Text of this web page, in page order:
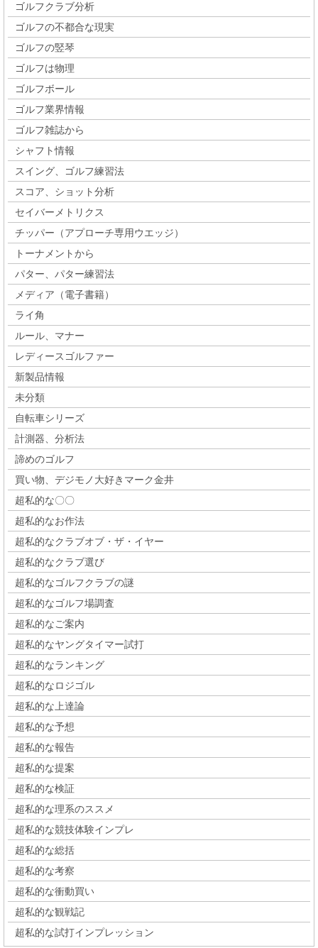
ゴルフクラブ分析
ゴルフの不都合な現実
ゴルフの竪琴
ゴルフは物理
ゴルフボール
ゴルフ業界情報
ゴルフ雑誌から
シャフト情報
スイング、ゴルフ練習法
スコア、ショット分析
セイバーメトリクス
チッパー（アプローチ専用ウエッジ）
トーナメントから
パター、パター練習法
メディア（電子書籍）
ライ角
ルール、マナー
レディースゴルファー
新製品情報
未分類
自転車シリーズ
計測器、分析法
諦めのゴルフ
買い物、デジモノ大好きマーク金井
超私的な〇〇
超私的なお作法
超私的なクラブオブ・ザ・イヤー
超私的なクラブ選び
超私的なゴルフクラブの謎
超私的なゴルフ場調査
超私的なご案内
超私的なヤングタイマー試打
超私的なランキング
超私的なロジゴル
超私的な上達論
超私的な予想
超私的な報告
超私的な提案
超私的な検証
超私的な理系のススメ
超私的な競技体験インプレ
超私的な総括
超私的な考察
超私的な衝動買い
超私的な観戦記
超私的な試打インプレッション